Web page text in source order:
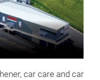
car care and car